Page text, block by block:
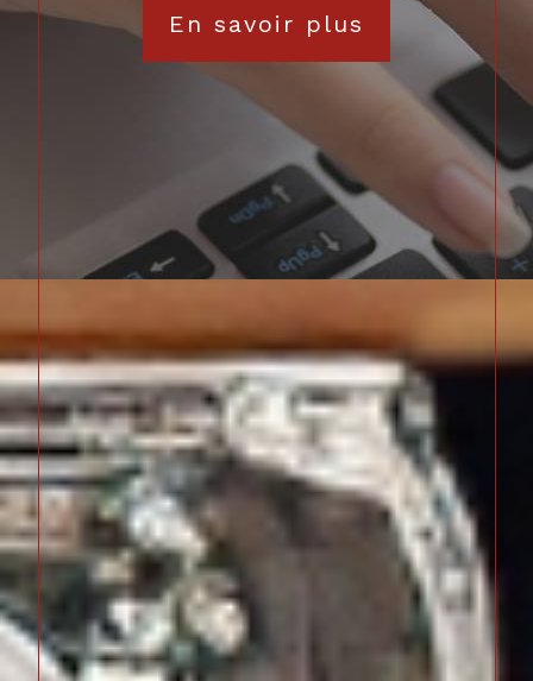
En savoir plus